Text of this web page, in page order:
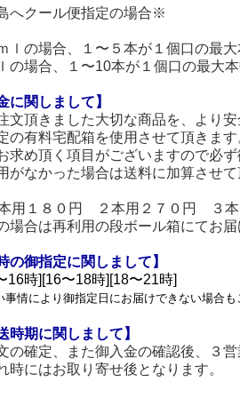
へクール便指定の場合※
ｌの場合、１〜５本が１個口の最大
の場合、１〜10本が１個口の最大本
に関しまして】
文頂きました大切な商品を、より
の有料宅配箱を使用させて頂きます
求め頂く項目がございますので必ず
がなかった場合は送料に加算させ
用１８０円 ２本用２７０円 ３本
場合は再利用の段ボール箱にてお届
の御指定に関しまして】
16時][16〜18時][18〜21時]
情により御指定日にお届けできない場合も
時期に関しまして】
の確定、また御入金の確認後、３営
時にはお取り寄せ後となります。